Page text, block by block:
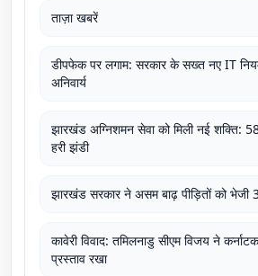
ताज़ा खबरें
डीपफेक पर लगाम: सरकार के सख्त नए IT
अनिवार्य
झारखंड अग्निशमन सेवा को मिली नई शक्ति:
हरी झंडी
झारखंड सरकार ने असम बाढ़ पीड़ितों को भेजी
कावेरी विवाद: तमिलनाडु सीएम विजय ने
प्रस्ताव रखा